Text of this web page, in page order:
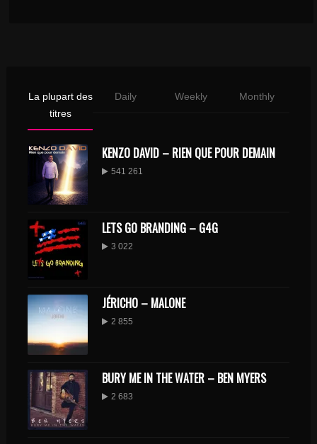
La plupart des
titres
Daily Weekly Monthly
KENZO DAVID – RIEN QUE POUR DEMAIN
541 261
LETS GO BRANDING – G4G
3 022
JÉRICHO – MALONE
2 855
BURY ME IN THE WATER – BEN MYERS
2 683